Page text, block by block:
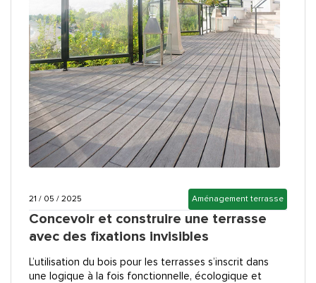
21 / 05 / 2025 Aménagement terrasse
Concevoir et construire une terrasse
avec des fixations invisibles
L’utilisation du bois pour les terrasses s’inscrit dans
une logique à la fois fonctionnelle, écologique et